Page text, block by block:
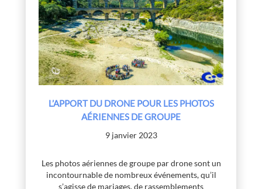
L’APPORT DU DRONE POUR LES PHOTOS
AÉRIENNES DE GROUPE
9 janvier 2023
Les photos aériennes de groupe par drone sont un
incontournable de nombreux événements, qu’il
s’agisse de mariages, de rassemblements